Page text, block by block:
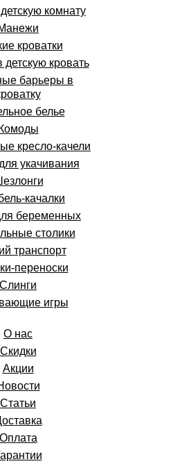
комнату
кроватки
кровать
барьеры в
белье
Комоды
кресло-качели
укачивания
качалки
беременных
столики
транспорт
переноски
Слинги
игры
О нас
Скидки
Акции
Статьи
Оплата